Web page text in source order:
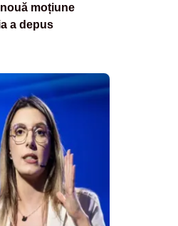
moțiune
a depus